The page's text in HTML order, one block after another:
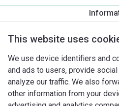
This website uses
We use device identifiers and
and ads to users, provide
analyze our traffic. We also
other information from your